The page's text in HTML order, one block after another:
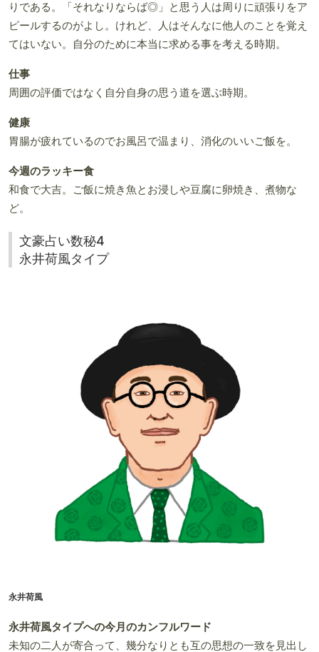
りである。「それなりならば◎」と思う人は周りに頑張りをア
ピールするのがよし。けれど、人はそんなに他人のことを覚え
てはいない。自分のために本当に求める事を考える時期。
仕事
周囲の評価ではなく自分自身の思う道を選ぶ時期。
健康
胃腸が疲れているのでお風呂で温まり、消化のいいご飯を。
今週のラッキー食
和食で大吉。ご飯に焼き魚とお浸しや豆腐に卵焼き、煮物な
ど。
文豪占い数秘4
永井荷風タイプ
永井荷風
永井荷風タイプへの今月のカンフルワード
未知の二人が寄合って、幾分なりとも互の思想の一致を見出し